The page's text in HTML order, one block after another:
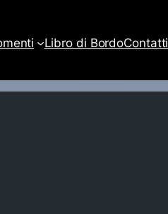
Libro di BordoContatti